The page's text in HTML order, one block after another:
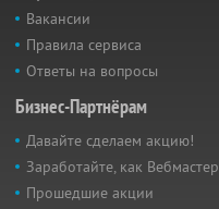
Вакансии
Правила сервиса
Ответы на вопросы
Бизнес-Партнёрам
Давайте сделаем акцию!
Заработайте, как Вебмастер
Прошедшие акции